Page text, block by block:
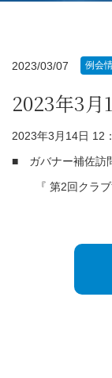
2023/03/07 例会
2023年3
2023年3月14日 12
■ ガバナー補佐訪
『 第2回クラ